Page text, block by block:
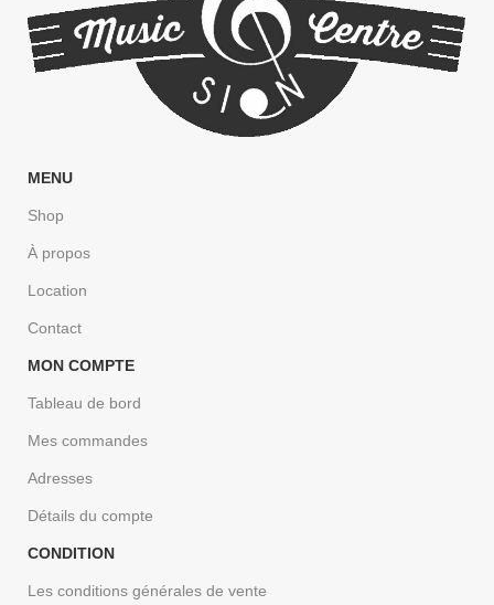
MENU
Shop
À propos
Location
Contact
MON COMPTE
Tableau de bord
Mes commandes
Adresses
Détails du compte
CONDITION
Les conditions générales de vente